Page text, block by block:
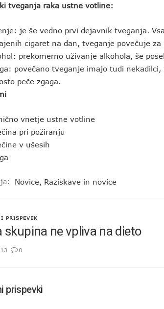
tveganja raka ustne votline:
je še vedno prvi dejavnik tveganja.
cigaret na dan, tveganje povečuje za
prekomerno uživanje alkohola, še
povečano tveganje imajo tudi
peče zgaga.
vnetje ustne votline
pri požiranju
v ušesih
Novice, Raziskave in novice
PRISPEVEK
skupina ne vpliva na dieto
0
prispevki